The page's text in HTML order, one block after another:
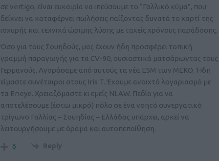
σε vertigo, είναι ευκαιρία να ιπεύσουμε το “Γαλλικό κύμα”, που
δείχνει να καταφέρνει πωλήσεις παίζοντας δυνατά το χαρτί της
ισχυρής και τεχνικά ώριμης λύσης με ταχείς χρόνους παράδοσης.
Όσο για τους Σουηδούς, μας έχουν ήδη προσφέρει τοπική
γραμμή παραγωγής για τα CV-90, ουσιαστικά ματσάρωντας τους
Γερμανούς. Αγοράσαμε από αυτούς τα νέα ESM των ΜΕΚΟ. Ήδη
είμαστε συνέταιροι στους Iris T. Έχουμε ανοιχτό λογαριασμό με
τα Erieye. Χρειαζόμαστε κι εμείς NLAW. Πεδίο για να
αποτελέσουμε (έστω μικρό) πόλο σε ένα νοητό συνεργατικό
τρίγωνο Γαλλίας – Σουηδίας – Ελλάδας υπάρχει, αρκεί να
λειτουργήσουμε με όραμα και αυτοπεποίθηση.
6 Reply